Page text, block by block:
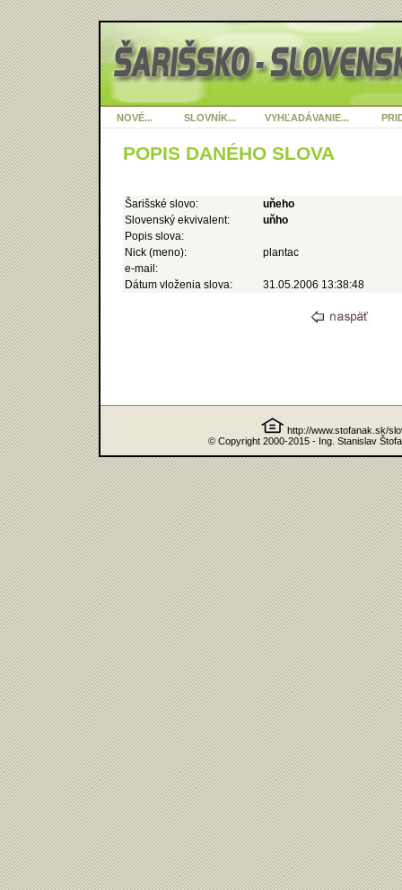
NOVÉ... SLOVNÍK... VYHĽADÁVANIE...
POPIS DANÉHO SLOVA
Šarišské slovo:
uňeho
Slovenský ekvivalent:
uňho
Popis slova:
Nick (meno):
plantac
e-mail:
Dátum vloženia slova:
31.05.2006 13:38:48
http://www.stofanak.sk/
© Copyright 2000-2015 - Ing. Stanislav